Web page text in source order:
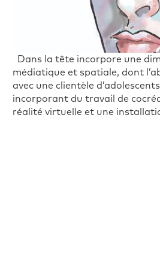
Dans la tête incorpore une
médiatique et spatiale, dont
avec une clientèle
incorporant du travail de
réalité virtuelle et une